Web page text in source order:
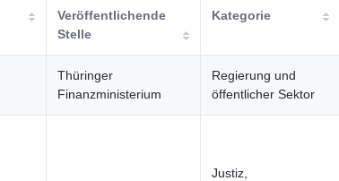
Veröffentlichende
Stelle
Kategorie
Thüringer
Finanzministerium
Regierung und
öffentlicher Sektor
Justiz,